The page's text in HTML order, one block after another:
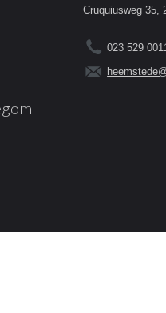
Cruquiusweg 35,
023 529